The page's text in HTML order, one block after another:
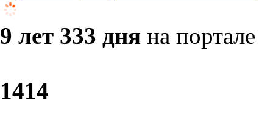
9 лет 333 дня на портале
1414